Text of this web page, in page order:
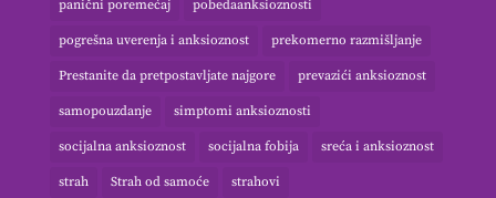
panični poremećaj pobedaanksioznosti
pogrešna uverenja i anksioznost prekomerno razmišljanje
Prestanite da pretpostavljate najgore prevazići anksioznost
samopouzdanje simptomi anksioznosti
socijalna anksioznost socijalna fobija sreća i anksioznost
strah Strah od samoće strahovi